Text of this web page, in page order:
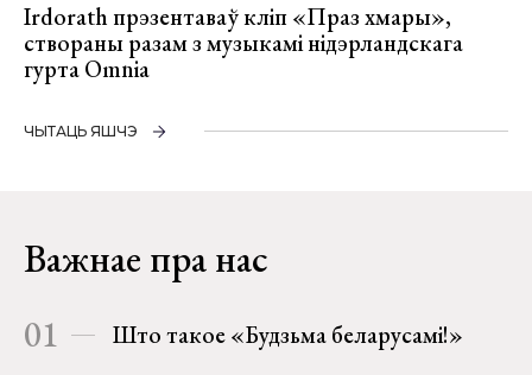
Irdorath прэзентаваў кліп «Праз хмары»,
створаны разам з музыкамі нідэрландскага
гурта Omnia
ЧЫТАЦЬ ЯШЧЭ
Важнае пра нас
01 Што такое «Будзьма беларусамі!»